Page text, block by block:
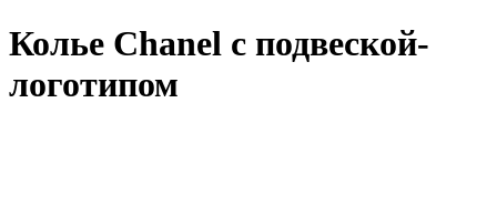
Колье Chanel с подвеской-
логотипом